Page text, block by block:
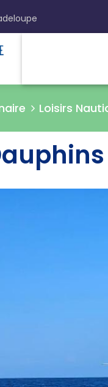
Loisirs